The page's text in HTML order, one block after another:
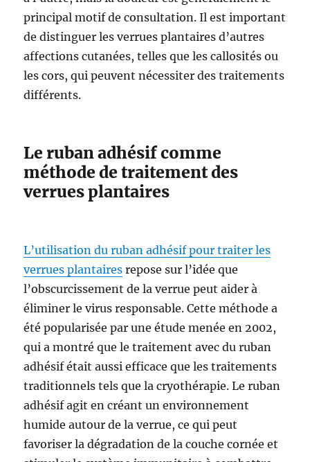
principal motif de consultation. Il est important
de distinguer les verrues plantaires d’autres
affections cutanées, telles que les callosités ou
les cors, qui peuvent nécessiter des traitements
différents.
Le ruban adhésif comme
méthode de traitement des
verrues plantaires
L’utilisation du ruban adhésif pour traiter les
verrues plantaires repose sur l’idée que
l’obscurcissement de la verrue peut aider à
éliminer le virus responsable. Cette méthode a
été popularisée par une étude menée en 2002,
qui a montré que le traitement avec du ruban
adhésif était aussi efficace que les traitements
traditionnels tels que la cryothérapie. Le ruban
adhésif agit en créant un environnement
humide autour de la verrue, ce qui peut
favoriser la dégradation de la couche cornée et